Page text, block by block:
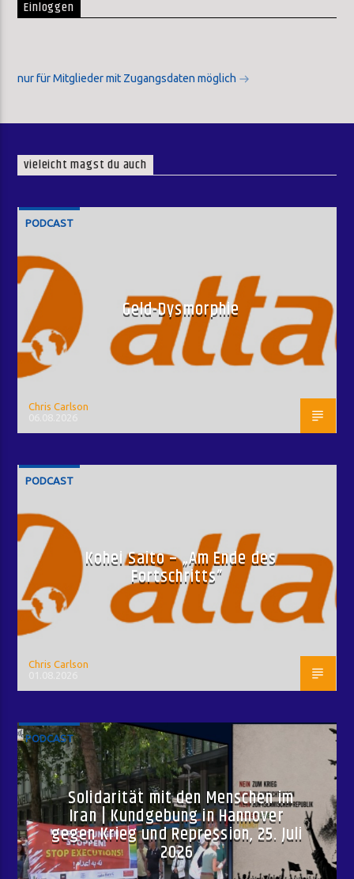
Einloggen
nur für Mitglieder mit Zugangsdaten möglich
vieleicht magst du auch
PODCAST
Geld-Dysmorphie
Chris Carlson
PODCAST
Kohei Saito – „Am Ende des
Fortschritts“
Chris Carlson
PODCAST
Solidarität mit den Menschen im
Iran | Kundgebung in Hannover
gegen Krieg und Repression, 25. Juli
2026